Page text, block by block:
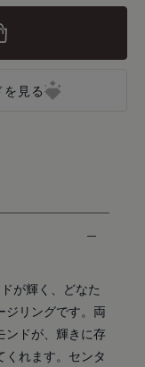
見る
が輝く、どなた
ジリングです。両
ンドが、輝きに存
れます。センタ